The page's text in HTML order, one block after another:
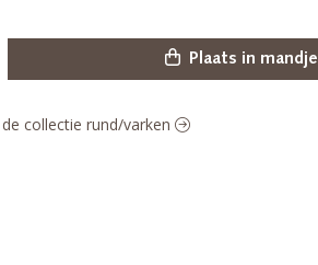
Plaats in mandje
collectie rund/varken